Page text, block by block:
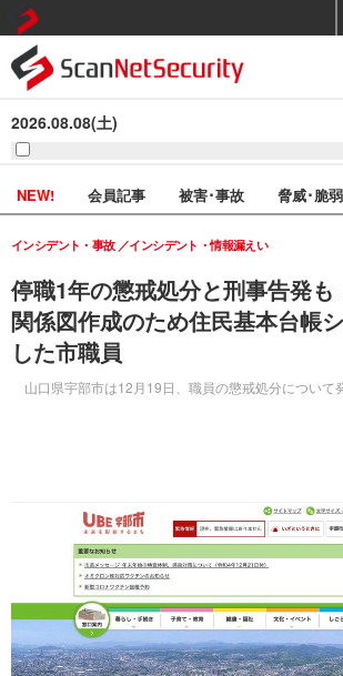
2026.08.08(土)
NEW! 会員記事 被害･事故 脅威･脆
停職1年の懲戒処分と刑事告発
関係図作成のため住民基本台帳
した市職員
山口県宇部市は12月19日、職員の懲戒処分について
インシデント・事故 インシデント・情報漏えい